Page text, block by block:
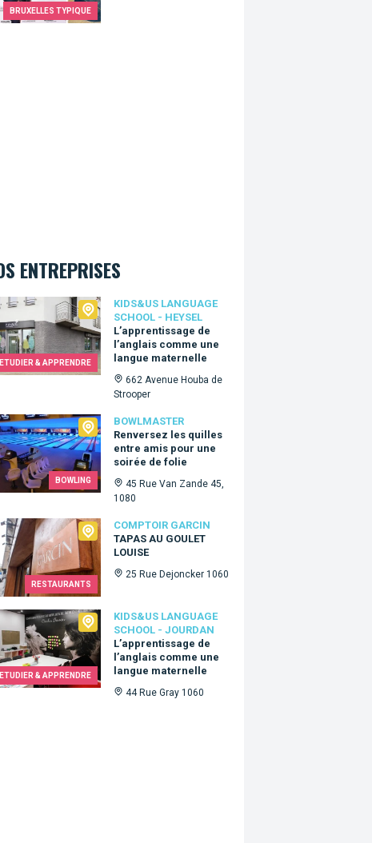
BRUXELLES TYPIQUE
ENTREPRISES
ETUDIER & APPRENDRE
KIDS&US LANGUAGE
SCHOOL - HEYSEL
L’apprentissage de
l’anglais comme une
langue maternelle
662 Avenue Houba de
Strooper
language school - Heysel
BOWLING
BOWLMASTER
Renversez les quilles
entre amis pour une
soirée de folie
45 Rue Van Zande 45,
1080
RESTAURANTS
COMPTOIR GARCIN
TAPAS AU GOULET
LOUISE
25 Rue Dejoncker 1060
Garcin
ETUDIER & APPRENDRE
KIDS&US LANGUAGE
SCHOOL - JOURDAN
L’apprentissage de
l’anglais comme une
langue maternelle
44 Rue Gray 1060
language school - Jourdan